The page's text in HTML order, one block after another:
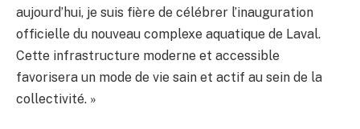
aujourd’hui, je suis fière de célébrer l’inauguration
officielle du nouveau complexe aquatique de Laval.
Cette infrastructure moderne et accessible
favorisera un mode de vie sain et actif au sein de la
collectivité. »